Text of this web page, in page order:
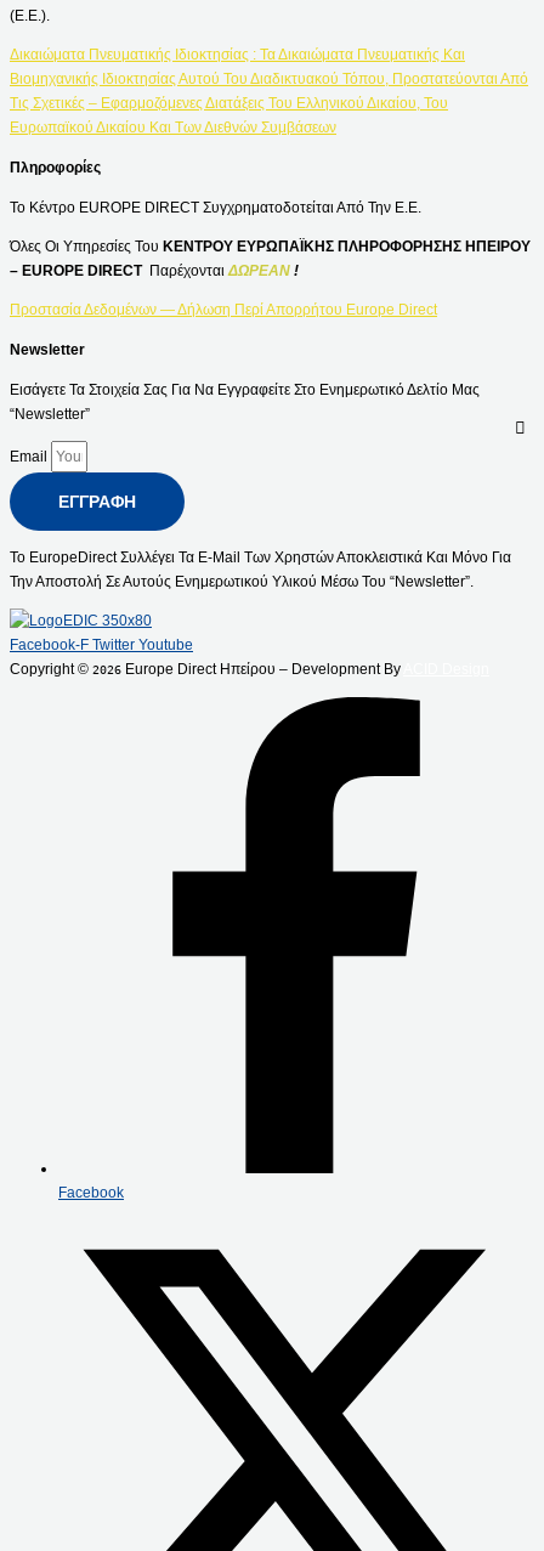
(Ε.Ε.).
Δικαιώματα Πνευματικής Ιδιοκτησίας : Τα Δικαιώματα Πνευματικής Και
Βιομηχανικής Ιδιοκτησίας Αυτού Του Διαδικτυακού Τόπου, Προστατεύονται Από
Τις Σχετικές – Εφαρμοζόμενες Διατάξεις Του Ελληνικού Δικαίου, Του
Ευρωπαϊκού Δικαίου Και Των Διεθνών Συμβάσεων
Πληροφορίες
Το Κέντρο EUROPE DIRECT Συγχρηματοδοτείται Από Την Ε.Ε.
Όλες Οι Υπηρεσίες Του ΚΕΝΤΡΟΥ ΕΥΡΩΠΑΪΚΗΣ ΠΛΗΡΟΦΟΡΗΣΗΣ ΗΠΕΙΡΟΥ
– EUROPE DIRECT Παρέχονται ΔΩΡΕΑΝ !
Προστασία Δεδομένων — Δήλωση Περί Απορρήτου Europe Direct
Newsletter
Εισάγετε Τα Στοιχεία Σας Για Να Εγγραφείτε Στο Ενημερωτικό Δελτίο Μας
“Newsletter”
Email
ΕΓΓΡΑΦΉ
Το EuropeDirect Συλλέγει Τα E-Mail Των Χρηστών Αποκλειστικά Και Μόνο Για
Την Αποστολή Σε Αυτούς Ενημερωτικού Υλικού Μέσω Του “Newsletter”.
Facebook-F Twitter Youtube
Copyright © 2026 Europe Direct Ηπείρου – Development By
Facebook